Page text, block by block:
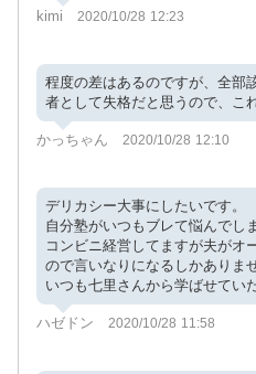
kimi 2020/10/28 12:23
程度の差はあるのですが、全部
者として失格だと思うので、こ
かっちゃん 2020/10/28 12:10
デリカシー大事にしたいです。
自分塾がいつもブレて悩んでし
コンビニ経営してますが夫がオ
ので言いなりになるしかありま
いつも七里さんから学ばせてい
ハゼドン 2020/10/28 11:58